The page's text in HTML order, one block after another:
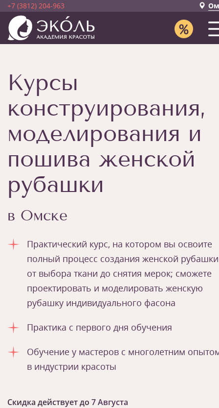
+7 (3812) 204-963
Курсы
конструирования,
моделирования и
пошива женской
рубашки
в Омске
Практический курс, на котором вы освоите
полный процесс создания женской
от выбора ткани до снятия мерок; сможете
проектировать и моделировать женскую
рубашку индивидуального фасона
Практика с первого дня обучения
Обучение у мастеров с многолетним
в индустрии красоты
Скидка действует до 7 Августа